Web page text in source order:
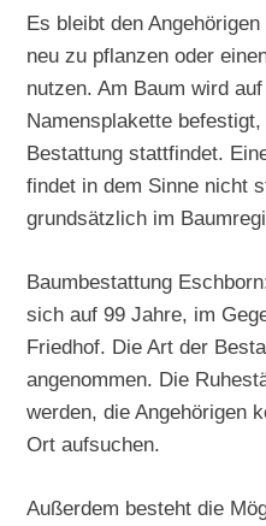
Es bleibt den
neu zu pflanzen oder
nutzen. Am Baum wird
Namensplakette
Bestattung stattfindet.
findet in dem Sinne nicht
grundsätzlich im
Baumbestattung
sich auf 99 Jahre, im
Friedhof. Die Art der
angenommen. Die
werden, die Angehörigen
Ort aufsuchen.
Außerdem besteht die